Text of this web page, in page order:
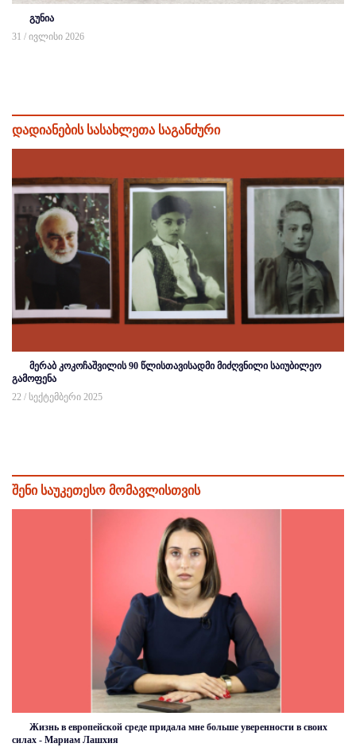
გუნია
31 / ივლისი 2026
დადიანების სასახლეთა საგანძური
მერაბ კოკოჩაშვილის 90 წლისთავისადმი მიძღვნილი საიუბილეო
გამოფენა
22 / სექტემბერი 2025
შენი საუკეთესო მომავლისთვის
Жизнь в европейской среде придала мне больше уверенности в своих
силах - Мариам Лашхия